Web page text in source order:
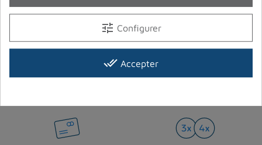
Collier Bronze – Stingray
Collier Hematite – "Leggs"
Octopus
14,90 €
tune Configurer
done_all Accepter